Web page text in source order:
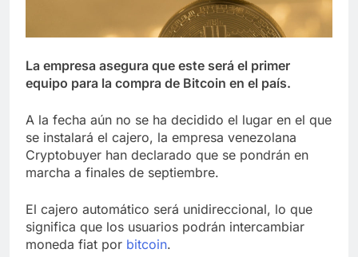
La empresa asegura que este será el primer
equipo para la compra de Bitcoin en el país.
A la fecha aún no se ha decidido el lugar en el que
se instalará el cajero, la empresa venezolana
Cryptobuyer han declarado que se pondrán en
marcha a finales de septiembre.
El cajero automático será unidireccional, lo que
significa que los usuarios podrán intercambiar
moneda fiat por bitcoin.